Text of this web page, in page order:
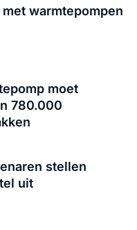
warmtepompen
moet
780.000
stellen
uit